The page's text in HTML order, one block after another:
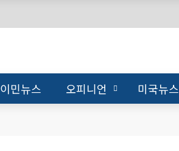
이민뉴스 오피니언 미국뉴스